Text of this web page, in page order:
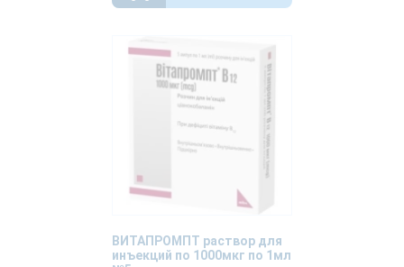
ВИТАПРОМПТ раствор для
инъекций по 1000мкг по 1мл